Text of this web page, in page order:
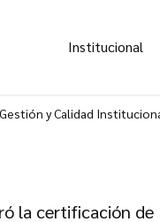
Institucional
y Calidad
la certificación